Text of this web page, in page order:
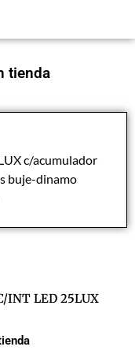
tienda
c/acumulador
buje-dinamo
INT LED 25LUX